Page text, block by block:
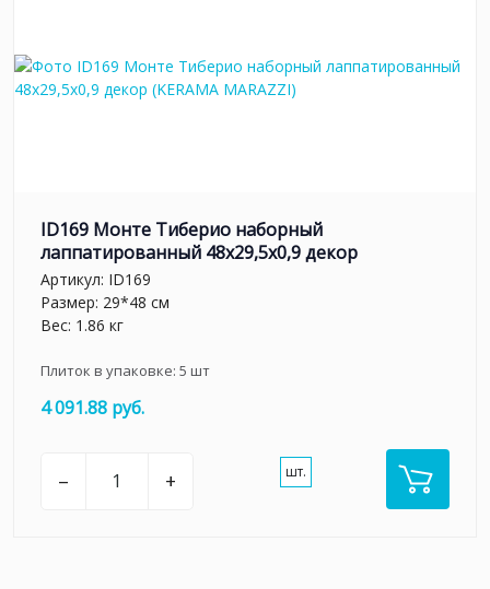
ID169 Монте Тиберио наборный
лаппатированный 48x29,5x0,9 декор
Артикул: ID169
Размер: 29*48 см
Вес: 1.86 кг
Плиток в упаковке: 5 шт
4 091.88 руб.
– + шт.